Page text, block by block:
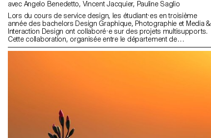
avec Angelo Benedetto, Vincent Jacquier, Pauline Saglio
Lors du cours de service design, les étudiant·es en troisième
année des bachelors Design Graphique, Photographie et Media &
Interaction Design ont collaboré·e sur des projets multisupports.
Cette collaboration, organisée entre le département de
Communication Visuelle, avait pour thème les SDGs (Sustainable
vidéo et même de la réalité virtuelle.